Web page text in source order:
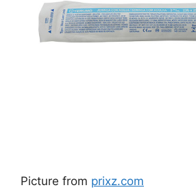
Picture from prixz.com